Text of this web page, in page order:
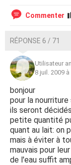
Commenter
RÉPONSE 6 / 71
Utilisateur
8 juil. 2009 à
bonjour
pour la
ils seront
petite quantité
quant au lait: on
mais à éviter à
mauvais pour
de l'eau suffit